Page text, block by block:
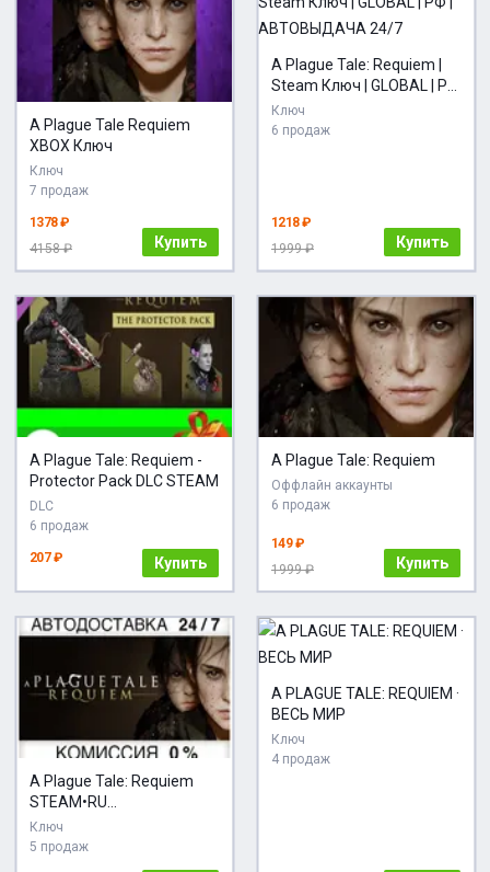
A Plague Tale Requiem
XBOX Ключ
Ключ
7 продаж
1378 ₽
4158 ₽
Купить
A Plague Tale: Requiem |
Steam Ключ | GLOBAL | РФ
| АВТОВЫДАЧА 24/7
Ключ
6 продаж
1218 ₽
1999 ₽
Купить
A Plague Tale: Requiem -
Protector Pack DLC STEAM
DLC
6 продаж
207 ₽ Купить
A Plague Tale: Requiem
Оффлайн аккаунты
6 продаж
149 ₽
1999 ₽
Купить
A Plague Tale: Requiem
STEAM•RU
АВТОДОСТАВКА
Ключ
5 продаж
A PLAGUE TALE: REQUIEM ·
ВЕСЬ МИР
Ключ
4 продаж